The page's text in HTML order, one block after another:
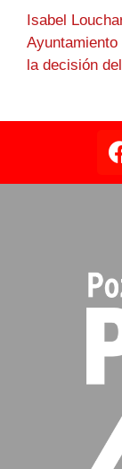
Isabel
la decisión